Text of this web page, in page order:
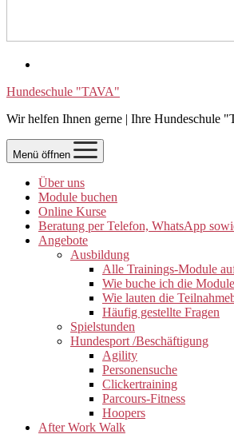
Hundeschule "TAVA"
Wir helfen Ihnen gerne | Ihre Hundeschule
Menü öffnen
Über uns
Module buchen
Online Kurse
Beratung per Telefon, WhatsApp
Angebote
Ausbildung
Alle Trainings-Module
Wie buche ich die
Wie lauten die
Häufig gestellte Fragen
Spielstunden
Hundesport /Beschäftigung
Agility
Personensuche
Clickertraining
Parcours-Fitness
Hoopers
After Work Walk